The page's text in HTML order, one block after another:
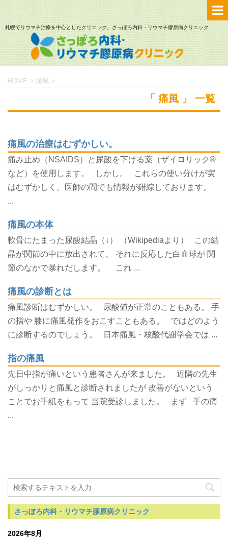
札幌でリウマチ治療を中心としたクリニック。さっぽろ内科・リウマチ膠原病クリニック
HOME > 痛風 >
「 痛風 」 一覧
痛風の治療はむずかしい。
痛み止め（NSAIDS）と尿酸を下げる薬（ザイロリック®
など）を使用します。 しかし。 これらの使い分けが実
はむずかしく、医師の間でも情報が錯綜しております。
...
痛風の本体
軟骨にたまった尿酸結晶（↓） （Wikipediaより） この結
晶が関節の中に放出されて、 それに反応した白血球が 関
節のなかで暴れだします。 これ ...
痛風の診断とは
痛風診断はむずかしい。 尿酸値が正常のこともある。 手
の指や 膝に痛風発作をおこすこともある。 ではどのよう
に診断するのでしょう。 日本痛風・核酸代謝学会では ...
指の痛風
先日中指が痛いという患者さんが来ました。 近隣の先生
がしっかりと痛風と診断されましたが 改善がないという
ことでお手紙をもって 当院受診しました。 まず 手の痛
...
さっぽろ内科・リウマチ膠原病クリニック
2026年8月